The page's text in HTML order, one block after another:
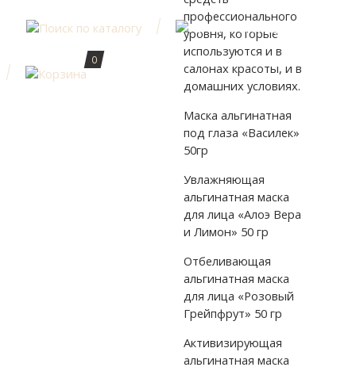
0
профессионального
уровня, которые
используются и в
салонах красоты, и в
домашних условиях.
Маска альгинатная
под глаза «Василек»
50гр
Увлажняющая
альгинатная маска
для лица «Алоэ Вера
и Лимон» 50 гр
Отбеливающая
альгинатная маска
для лица «Розовый
Грейпфрут» 50 гр
Активизирующая
альгинатная маска